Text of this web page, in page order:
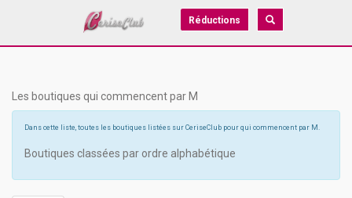
Réductions
Les boutiques qui commencent par M
Dans cette liste, toutes les boutiques listées sur CeriseClub pour qui commencent par M.
Boutiques classées par ordre alphabétique